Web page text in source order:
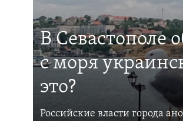
В Севастополе
с моря
это?
Российские власти города